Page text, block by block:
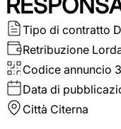
Tipo di contratto
Retribuzione
Codice annuncio
Data di
Città Citerna